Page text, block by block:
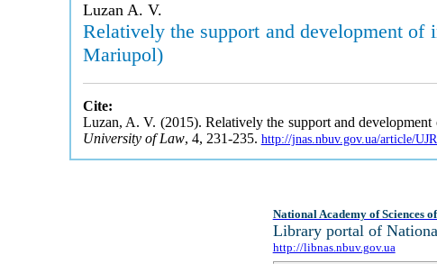
Luzan A. V.
Relatively the support and development
Mariupol)
Cite:
Luzan, A. V. (2015). Relatively the support and
University of Law, 4, 231-235. http://jnas.nbuv.gov.ua/article/
National Academy of Sciences
Library portal of
http://libnas.nbuv.gov.ua